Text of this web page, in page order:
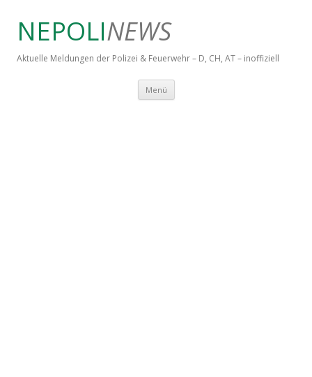
NEPOLINEWS
Aktuelle Meldungen der Polizei & Feuerwehr – D, CH, AT – inoffiziell
Menü Springe zum Inhalt